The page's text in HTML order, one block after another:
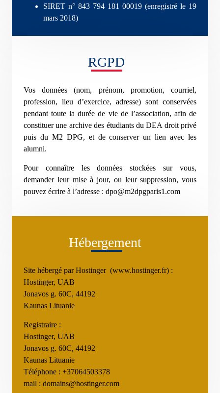
SIRET n° 843 794 181 00019 (enregistré le 19
mars 2018)
RGPD
Vos données (nom, prénom, promotion, courriel,
profession, lieu d’exercice, adresse) sont conservées
pendant toute la durée de vie de l’association, afin de
constituer une archive des étudiants du DEA droit privé
puis du M2 DPG, et de conserver un lien avec les
alumni.
Pour connaître les données stockées sur vous,
demander leur mise à jour, ou leur suppression, vous
pouvez écrire à l’adresse : dpo@m2dpgparis1.com
Hébergement
Site hébergé par Hostinger (www.hostinger.fr) :
Hostinger, UAB
Jonavos g. 60C, 44192
Kaunas Lituanie
Registraire :
Hostinger, UAB
Jonavos g. 60C, 44192
Kaunas Lituanie
Téléphone : +37064503378
mail : domains@hostinger.com